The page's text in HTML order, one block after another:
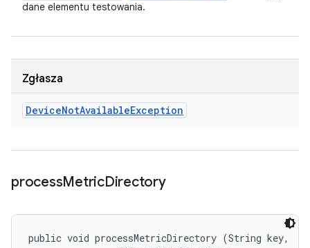
dane elementu testowania.
Zgłasza
DeviceNotAvailableException
processMetricDirectory
public void processMetricDirectory (String key,